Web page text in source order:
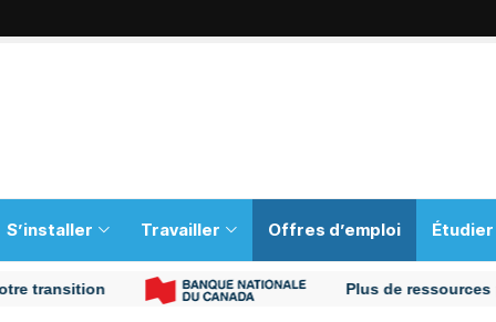
S’installer Travailler Offres d’emploi Étudier
Plus de ressources pour